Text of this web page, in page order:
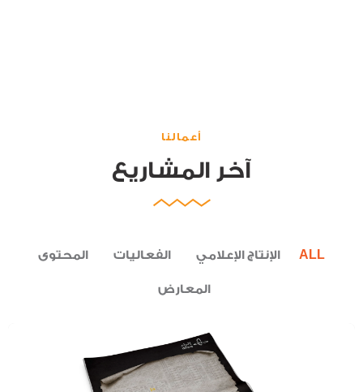
أعمالنا
آخر المشاريع
ALL الإنتاج الإعلامي الفعاليات المحتوى
المعارض